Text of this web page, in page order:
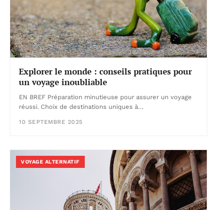
Explorer le monde : conseils pratiques pour
un voyage inoubliable
EN BREF Préparation minutieuse pour assurer un voyage
réussi. Choix de destinations uniques à…
10 SEPTEMBRE 2025
VOYAGE ALTERNATIF